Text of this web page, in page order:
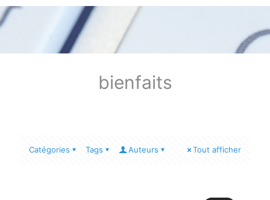
bienfaits
Catégories Tags Auteurs Tout afficher